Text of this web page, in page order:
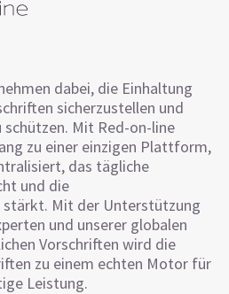
dabei, die Einhaltung
sicherzustellen und
Mit Red-on-line
zu einer einzigen Plattform,
das tägliche
und die
stärkt. Mit der Unterstützung
und unserer globalen
Vorschriften wird die
zu einem echten Motor für
Leistung.